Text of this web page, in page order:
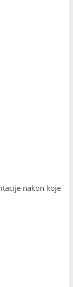
nakon koje